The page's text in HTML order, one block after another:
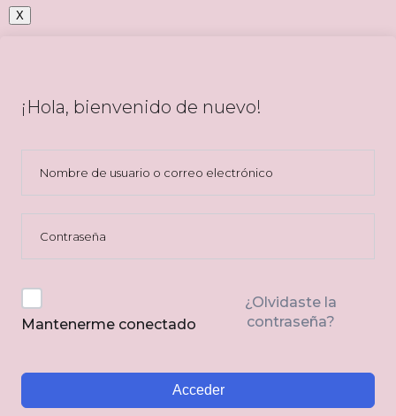
X
¡Hola, bienvenido de nuevo!
Mantenerme conectado
¿Olvidaste la
contraseña?
Acceder